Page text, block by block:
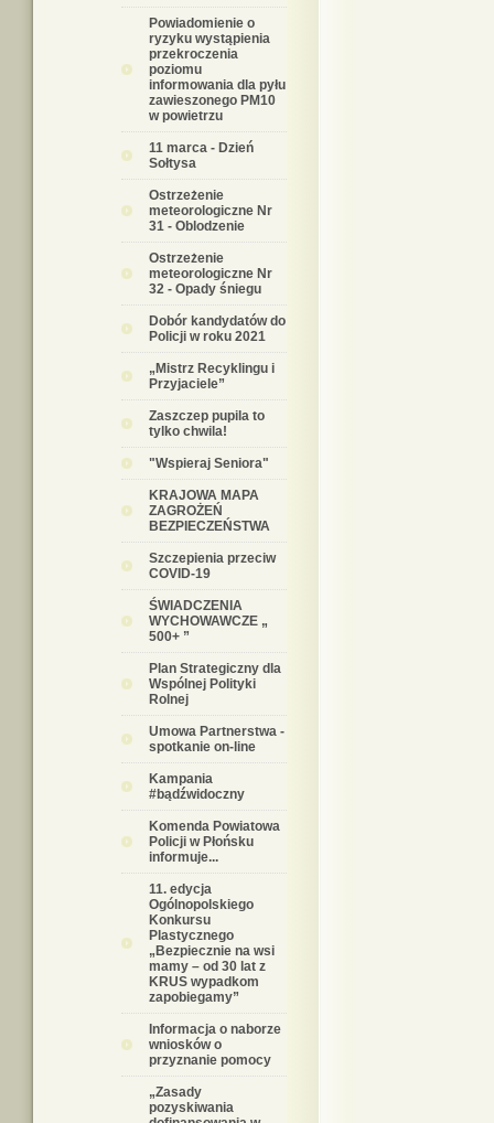
Powiadomienie o
ryzyku wystąpienia
przekroczenia
poziomu
informowania dla pyłu
zawieszonego PM10
w powietrzu
11 marca - Dzień
Sołtysa
Ostrzeżenie
meteorologiczne Nr
31 - Oblodzenie
Ostrzeżenie
meteorologiczne Nr
32 - Opady śniegu
Dobór kandydatów do
Policji w roku 2021
„Mistrz Recyklingu i
Przyjaciele”
Zaszczep pupila to
tylko chwila!
"Wspieraj Seniora"
KRAJOWA MAPA
ZAGROŻEŃ
BEZPIECZEŃSTWA
Szczepienia przeciw
COVID-19
ŚWIADCZENIA
WYCHOWAWCZE „
500+ ”
Plan Strategiczny dla
Wspólnej Polityki
Rolnej
Umowa Partnerstwa -
spotkanie on-line
Kampania
#bądźwidoczny
Komenda Powiatowa
Policji w Płońsku
informuje...
11. edycja
Ogólnopolskiego
Konkursu
Plastycznego
„Bezpiecznie na wsi
mamy – od 30 lat z
KRUS wypadkom
zapobiegamy”
Informacja o naborze
wniosków o
przyznanie pomocy
„Zasady
pozyskiwania